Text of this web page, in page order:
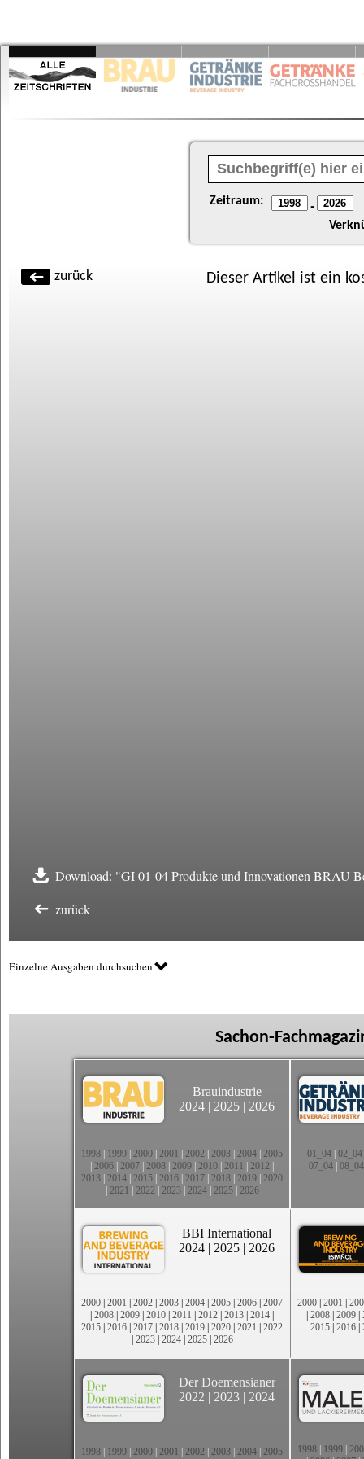
Zeitraum: -
zurück Dieser Artikel ist ein
Download: "GI 01-04 Produkte und Innovationen BRAU
zurück
Einzelne Ausgaben durchsuchen
Sachon-
Brauindustrie
2024 | 2025 | 2026
1998 1999 2000 2001 2002 2003 2004 2005
2006 2007 2008 2009 2010 2011 2012
2013 2014 2015 2016 2017 2018 2019 2020
2021 2022 2023| 2024| 2025| 2026
01_04| 02_04
07_04 08_04
BBI International
2024 | 2025 | 2026
2000 | 2001 | 2002 | 2003 | 2004 | 2005 | 2006 | 2007
| 2008 | 2009 | 2010 | 2011 | 2012 | 2013 | 2014 |
2015 | 2016 | 2017 | 2018 | 2019 | 2020 | 2021 | 2022
| 2023| 2024| 2025| 2026
2000 | 2001 |
| 2008 | 2009 |
2015 | 2016 |
Der Doemensianer
2022 | 2023 | 2024
1998 1999 2000 2001 2002 2003 2004 2005
1998 1999